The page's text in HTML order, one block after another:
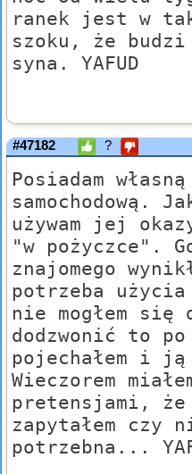
ranek jest w
szoku, że budzi
syna. YAFUD
#47182 ?
Posiadam
samochodową.
używam jej
"w pożyczce".
znajomego
potrzeba
nie mogłem się
dodzwonić to
pojechałem i ją
Wieczorem
pretensjami, że
zapytałem czy
potrzebna...